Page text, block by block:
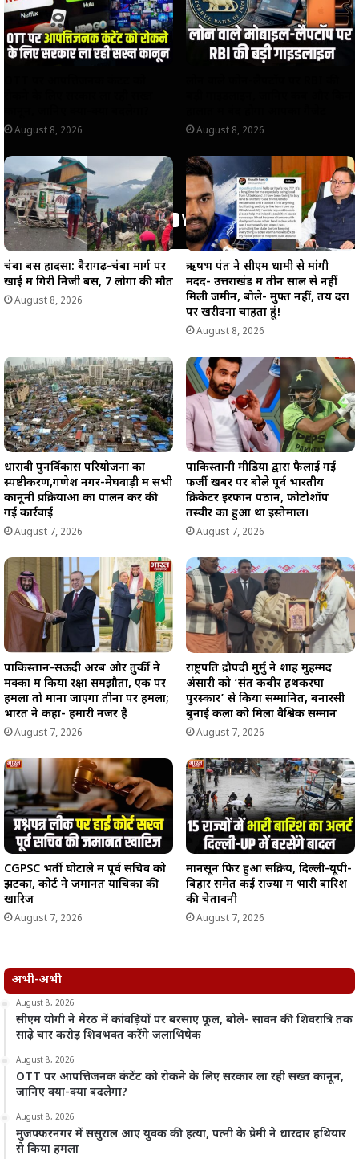
p
k
m
k
August 8, 2026 August 8, 2026
चंबा बस हादसा: बैरागढ़-चंबा मार्ग पर
खाई में गिरी निजी बस, 7 लोगों की मौत
August 8, 2026
ऋषभ पंत ने सीएम धामी से मांगी
मदद- उत्तराखंड में तीन साल से नहीं
मिली जमीन, बोले- मुफ्त नहीं, तय दरों
पर खरीदना चाहता हूं!
August 8, 2026
धारावी पुनर्विकास परियोजना का
स्पष्टीकरण,गणेश नगर-मेघवाड़ी में सभी
कानूनी प्रक्रियाओं का पालन कर की
गई कार्रवाई
August 7, 2026
पाकिस्तानी मीडिया द्वारा फैलाई गई
फर्जी खबर पर बोले पूर्व भारतीय
क्रिकेटर इरफान पठान, फोटोशॉप
तस्वीर का हुआ था इस्तेमाल।
August 7, 2026
पाकिस्तान-सऊदी अरब और तुर्की ने
मक्का में किया रक्षा समझौता, एक पर
हमला तो माना जाएगा तीनों पर हमला;
भारत ने कहा- हमारी नजर है
August 7, 2026
राष्ट्रपति द्रौपदी मुर्मु ने शाह मुहम्मद
अंसारी को ‘संत कबीर हथकरघा
पुरस्कार’ से किया सम्मानित, बनारसी
बुनाई कला को मिला वैश्विक सम्मान
August 7, 2026
CGPSC भर्ती घोटाले में पूर्व सचिव को
झटका, कोर्ट ने जमानत याचिका की
खारिज
August 7, 2026
मानसून फिर हुआ सक्रिय, दिल्ली-यूपी-
बिहार समेत कई राज्यों में भारी बारिश
की चेतावनी
August 7, 2026
अभी-अभी
August 8, 2026
सीएम योगी ने मेरठ में कांवड़ियों पर बरसाए फूल, बोले- सावन की शिवरात्रि तक
साढ़े चार करोड़ शिवभक्त करेंगे जलाभिषेक
August 8, 2026
OTT पर आपत्तिजनक कंटेंट को रोकने के लिए सरकार ला रही सख्त कानून,
जानिए क्या-क्या बदलेगा?
August 8, 2026
मुजफ्फरनगर में ससुराल आए युवक की हत्या, पत्नी के प्रेमी ने धारदार हथियार
से किया हमला